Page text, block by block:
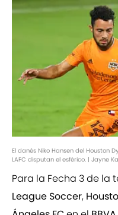
El danés Niko Hansen del Houston
LAFC disputan el esférico. | Jayne
Para la Fecha 3 de la
League Soccer,